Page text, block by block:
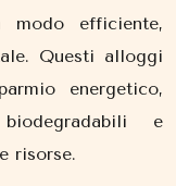
modo efficiente,
Questi alloggi
energetico,
e
risorse.